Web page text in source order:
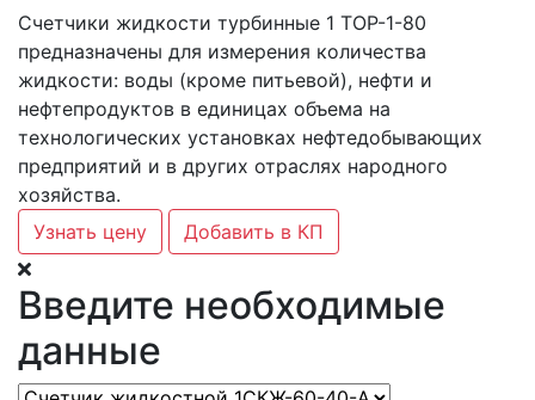
Счетчики жидкости турбинные 1 ТОР-1-80
предназначены для измерения количества
жидкости: воды (кроме питьевой), нефти и
нефтепродуктов в единицах объема на
технологических установках нефтедобывающих
предприятий и в других отраслях народного
хозяйства.
Узнать цену
Добавить в КП
Введите необходимые
данные